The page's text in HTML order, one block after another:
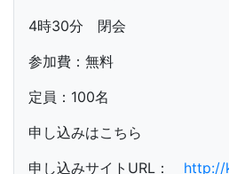
4時30分 閉会
参加費：無料
定員：100名
申し込みはこちら
申し込みサイトURL： http://